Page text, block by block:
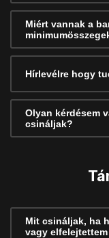
Miért vannak a
Hírlevélre hogy
Olyan kérdésem
csináljak?
Mit csináljak, ha
vagy